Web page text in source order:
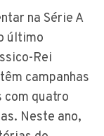
na Série A
último
Rei
campanhas
com quatro
Neste ano,